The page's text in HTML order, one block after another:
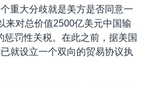
重大分歧就是美方是否同意一
来对总价值2500亿美元中国输
罚性关税。在此之前，据美国
就设立一个双向的贸易协议执